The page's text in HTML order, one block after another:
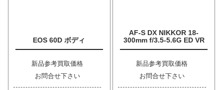
EOS 60D ボディ
新品参考買取価格
お問合せ下さい
AF-S DX NIKKOR 18-
300mm f/3.5-5.6G ED VR
新品参考買取価格
お問合せ下さい